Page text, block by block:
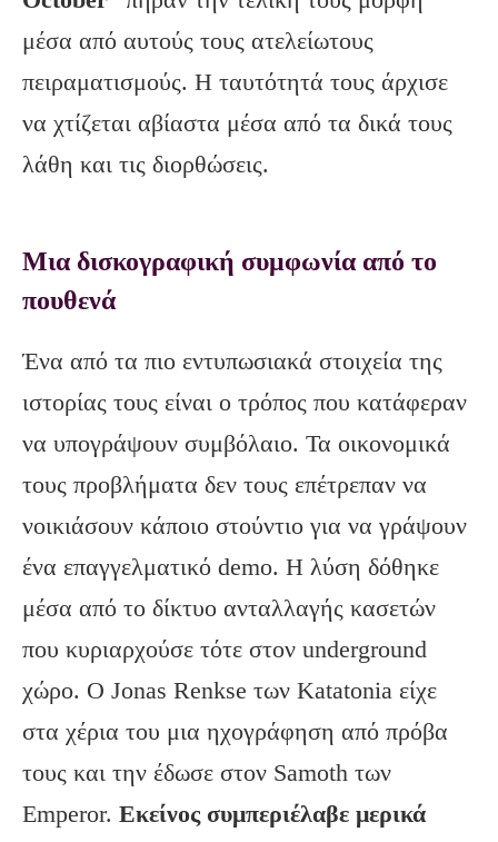
μέσα από αυτούς τους ατελείωτους
πειραματισμούς. Η ταυτότητά τους άρχισε
να χτίζεται αβίαστα μέσα από τα δικά τους
λάθη και τις διορθώσεις.
Μια δισκογραφική συμφωνία από το
πουθενά
Ένα από τα πιο εντυπωσιακά στοιχεία της
ιστορίας τους είναι ο τρόπος που κατάφεραν
να υπογράψουν συμβόλαιο. Τα οικονομικά
τους προβλήματα δεν τους επέτρεπαν να
νοικιάσουν κάποιο στούντιο για να γράψουν
ένα επαγγελματικό demo. Η λύση δόθηκε
μέσα από το δίκτυο ανταλλαγής κασετών
που κυριαρχούσε τότε στον underground
χώρο. Ο Jonas Renkse των Katatonia είχε
στα χέρια του μια ηχογράφηση από πρόβα
τους και την έδωσε στον Samoth των
Emperor. Εκείνος συμπεριέλαβε μερικά